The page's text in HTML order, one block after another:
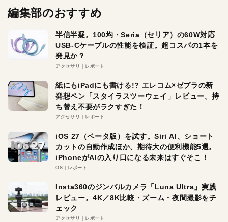
編集部のおすすめ
半信半疑。100均・Seria（セリア）の60W対応
USB-Cケーブルの性能を検証。超コスパの1本を
発見か？
アクセサリ レポート
紙にもiPadにも書ける!? エレコム×ゼブラの新
発想ペン「スタイラスツーウェイ」レビュー。持
ち替え不要がラクすぎた！
アクセサリ レポート
iOS 27（ベータ版）を試す。Siri AI、ショート
カットの自動作成ほか、期待大の便利機能5選。
iPhoneがAIの入り口になる未来はすぐそこ！
OS レポート
Insta360のジンバルカメラ「Luna Ultra」実践
レビュー。4K／8K比較・ズーム・夜間撮影をチ
ェック
アクセサリ レポート